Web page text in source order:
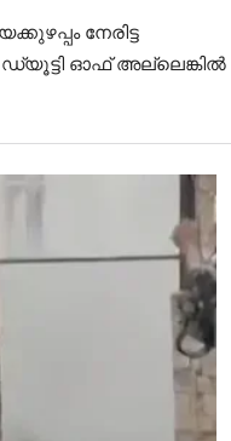
നേരിട്ട
ഓഫ് അല്ലെങ്കിൽ